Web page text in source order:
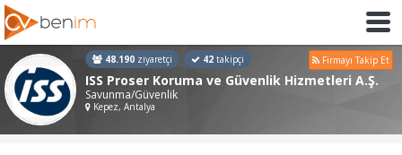
48.190 ziyaretçi 42 takipçi Firmayı Takip Et
ISS Proser Koruma ve Güvenlik Hizmetleri A.Ş.
Savunma/Güvenlik
Kepez, Antalya